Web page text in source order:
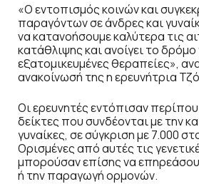
«Ο εντοπισμός κοινών και
παραγόντων σε άνδρες και
να κατανοήσουμε καλύτερα τις
κατάθλιψης και ανοίγει το δρόμο
εξατομικευμένες θεραπείες»,
ανακοίνωσή της η ερευνήτρια
Οι ερευνητές εντόπισαν περίπου
δείκτες που συνδέονται με την
γυναίκες, σε σύγκριση με 7.000
Ορισμένες από αυτές τις
μπορούσαν επίσης να
ή την παραγωγή ορμονών.